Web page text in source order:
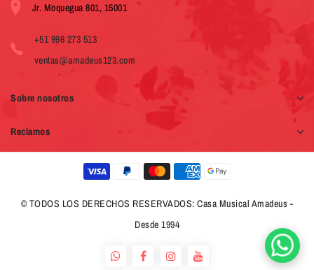
Jr. Moquegua 801, 15001
+51 998 273 513
ventas@amadeus123.com
Sobre nosotros
Reclamos
© TODOS LOS DERECHOS RESERVADOS: Casa Musical Amadeus -
Desde 1994